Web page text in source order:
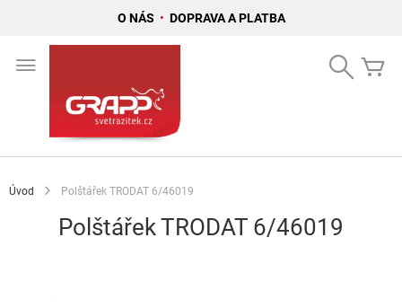
O NÁS • DOPRAVA A PLATBA
Search
Úvod Polštářek TRODAT 6/46019
Polštářek TRODAT 6/46019